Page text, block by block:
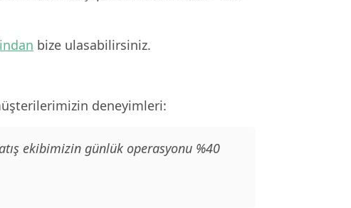
bize ulasabilirsiniz.
deneyimleri:
ekibimizin günlük operasyonu %40